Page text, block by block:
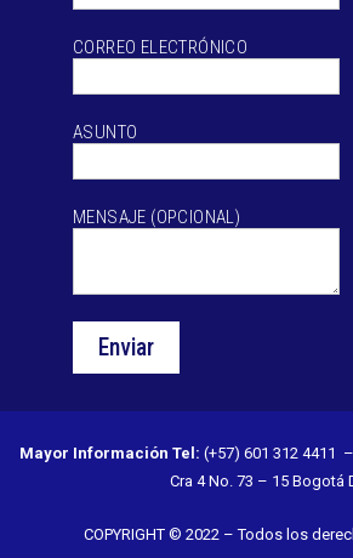
CORREO ELECTRÓNICO
ASUNTO
MENSAJE (OPCIONAL)
Mayor Información Tel: (+57) 601 312 4411 –
Cra 4 No. 73 – 15 Bogotá
COPYRIGHT © 2022 – Todos los